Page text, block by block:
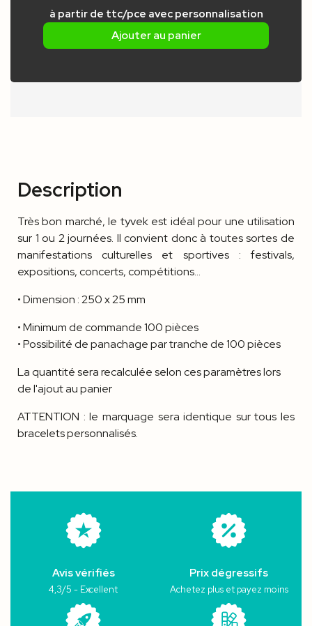
à partir de ttc/pce avec personnalisation
Ajouter au panier
Description
Très bon marché, le tyvek est idéal pour une utilisation
sur 1 ou 2 journées. Il convient donc à toutes sortes de
manifestations culturelles et sportives : festivals,
expositions, concerts, compétitions...
• Dimension : 250 x 25 mm
• Minimum de commande 100 pièces
• Possibilité de panachage par tranche de 100 pièces
La quantité sera recalculée selon ces paramètres lors
de l'ajout au panier
ATTENTION : le marquage sera identique sur tous les
bracelets personnalisés.
Avis vérifiés
4,3/5 - Excellent
Prix dégressifs
Achetez plus et payez moins